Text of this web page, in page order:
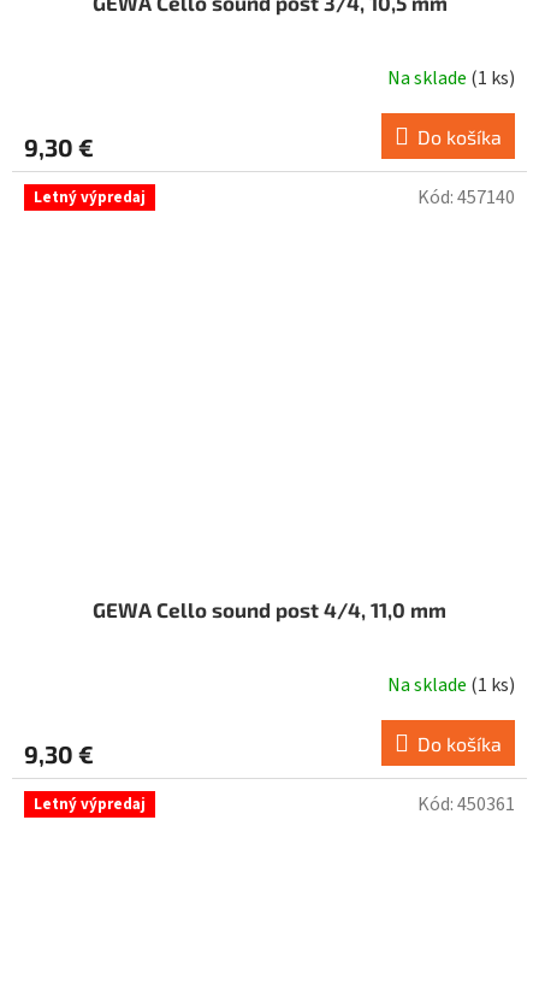
Na sklade (1 ks)
9,30 € Do košíka
Letný výpredaj
GEWA Cello sound post 4/4, 11,0 mm
Na sklade (1 ks)
9,30 € Do košíka
Kód:457140
Letný výpredaj Kód:450361